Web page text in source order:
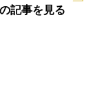
記事を見る